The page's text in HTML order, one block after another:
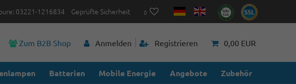
03221-1216834 Geprüfte Sicherheit 0
Zum B2B Shop Anmelden Registrieren 0,00 EUR
Batterien Mobile Energie Angebote Zubehör